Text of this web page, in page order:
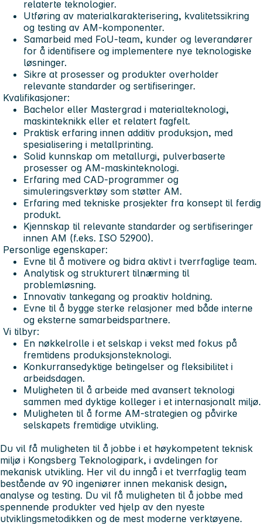
relaterte teknologier.
Utføring av materialkarakterisering, kvalitetssikring
og testing av AM-komponenter.
Samarbeid med FoU-team, kunder og leverandører
for å identifisere og implementere nye teknologiske
løsninger.
Sikre at prosesser og produkter overholder
relevante standarder og sertifiseringer.
Kvalifikasjoner:
Bachelor eller Mastergrad i materialteknologi,
maskinteknikk eller et relatert fagfelt.
Praktisk erfaring innen additiv produksjon, med
spesialisering i metallprinting.
Solid kunnskap om metallurgi, pulverbaserte
prosesser og AM-maskinteknologi.
Erfaring med CAD-programmer og
simuleringsverktøy som støtter AM.
Erfaring med tekniske prosjekter fra konsept til ferdig
produkt.
Kjennskap til relevante standarder og sertifiseringer
innen AM (f.eks. ISO 52900).
Personlige egenskaper:
Evne til å motivere og bidra aktivt i tverrfaglige team.
Analytisk og strukturert tilnærming til
problemløsning.
Innovativ tankegang og proaktiv holdning.
Evne til å bygge sterke relasjoner med både interne
og eksterne samarbeidspartnere.
Vi tilbyr:
En nøkkelrolle i et selskap i vekst med fokus på
fremtidens produksjonsteknologi.
Konkurransedyktige betingelser og fleksibilitet i
arbeidsdagen.
Muligheten til å arbeide med avansert teknologi
sammen med dyktige kolleger i et internasjonalt miljø.
Muligheten til å forme AM-strategien og påvirke
selskapets fremtidige utvikling.
Du vil få muligheten til å jobbe i et høykompetent teknisk
miljø i Kongsberg Teknologipark, i avdelingen for
mekanisk utvikling. Her vil du inngå i et tverrfaglig team
bestående av 90 ingeniører innen mekanisk design,
analyse og testing. Du vil få muligheten til å jobbe med
spennende produkter ved hjelp av den nyeste
utviklingsmetodikken og de mest moderne verktøyene.